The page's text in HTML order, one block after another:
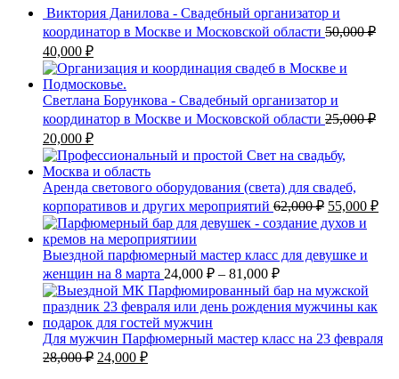
Виктория Данилова - Свадебный организатор и
координатор в Москве и Московской области 50,000₽
40,000 ₽
Светлана Борункова - Свадебный организатор и
координатор в Москве и Московской области 25,000₽
20,000 ₽
Аренда светового оборудования (света) для свадеб,
корпоративов и других мероприятий 62,000₽ 55,000 ₽
Выездной парфюмерный мастер класс для девушке и
женщин на 8 марта 24,000 ₽ – 81,000 ₽
Для мужчин Парфюмерный мастер класс на 23 февраля
28,000₽ 24,000 ₽